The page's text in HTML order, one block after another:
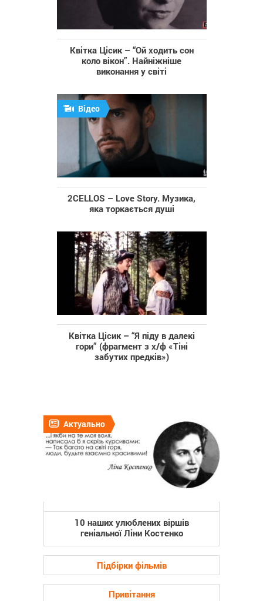
Квітка Цісик – “Ой ходить сон
коло вікон”. Найніжніше
виконання у світі
Відео
2CELLOS – Love Story. Музика,
яка торкається душі
Квітка Цісик – “Я піду в далекі
гори” (фрагмент з х/ф «Тіні
забутих предків»)
Актуально
10 наших улюблених віршів
геніальної Ліни Костенко
Підбірки фільмів
Привітання